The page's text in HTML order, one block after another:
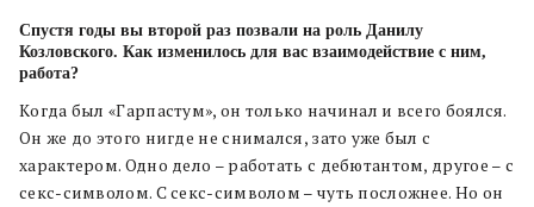
Спустя годы вы второй раз позвали на роль Данилу
Козловского. Как изменилось для вас взаимодействие с ним,
работа?
Когда был «Гарпастум», он только начинал и всего боялся.
Он же до этого нигде не снимался, зато уже был с
характером. Одно дело – работать с дебютантом, другое – с
секс-символом. С секс-символом – чуть посложнее. Но он